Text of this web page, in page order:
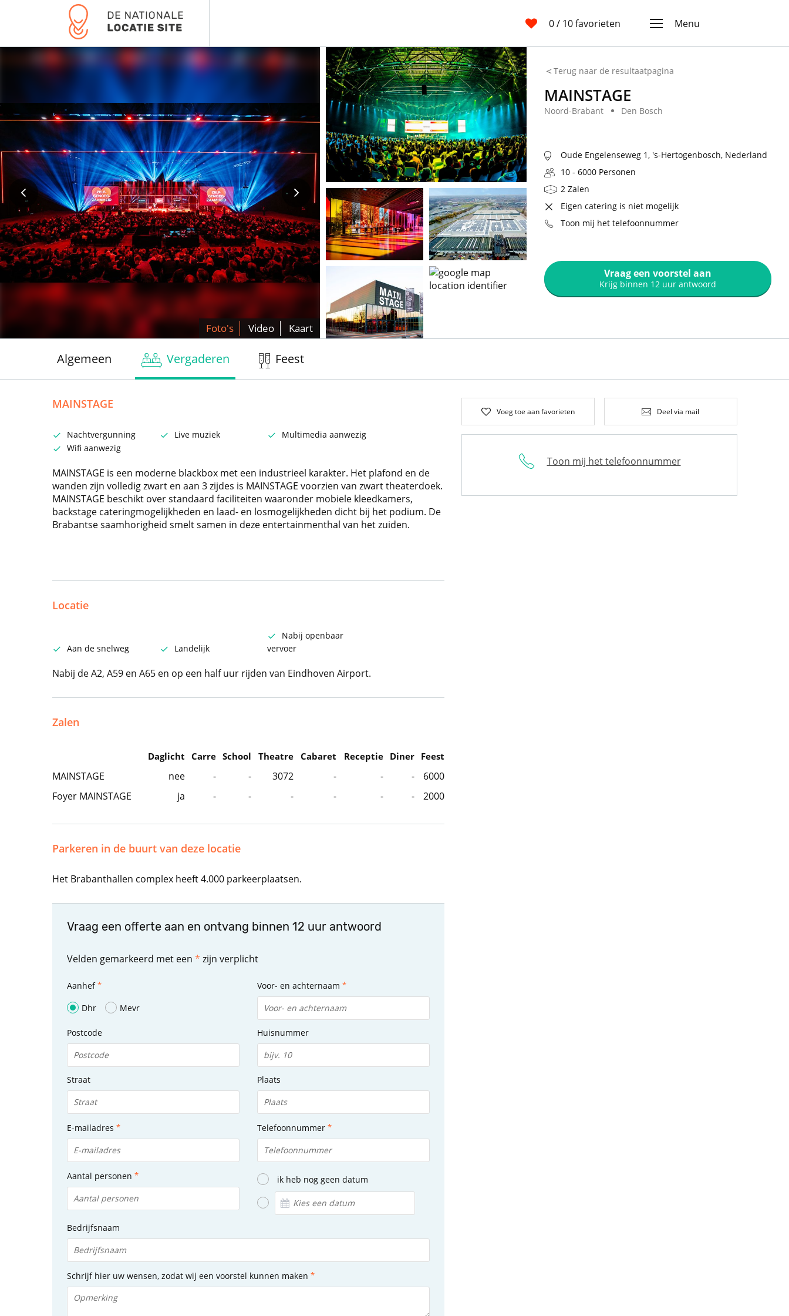
0/ 10 favorieten Menu
Foto's Video Kaart
Terug naar de resultaatpagina
MAINSTAGE
Noord-Brabant Den Bosch
Oude Engelenseweg 1, 's-Hertogenbosch, Nederland
10 - 6000 Personen
2 Zalen
Eigen catering is niet mogelijk
Toon mij het telefoonnummer
Vraag een voorstel aan
Krijg binnen 12 uur antwoord
Algemeen Vergaderen Feest
MAINSTAGE
Nachtvergunning Live muziek
Multimedia aanwezig
Wifi aanwezig
MAINSTAGE is een moderne blackbox met een industrieel karakter. Het plafond en de
wanden zijn volledig zwart en aan 3 zijdes is MAINSTAGE voorzien van zwart theaterdoek.
MAINSTAGE beschikt over standaard faciliteiten waaronder mobiele kleedkamers,
backstage cateringmogelijkheden en laad- en losmogelijkheden dicht bij het podium. De
Brabantse saamhorigheid smelt samen in deze entertainmenthal van het zuiden.
Locatie
Aan de snelweg Landelijk
Nabij openbaar
vervoer
Nabij de A2, A59 en A65 en op een half uur rijden van Eindhoven Airport.
Zalen
Daglicht Carre School Theatre Cabaret Receptie Diner Feest
MAINSTAGE nee - - 3072 - - -
6000
Foyer MAINSTAGE
ja - - - - - - 2000
Parkeren in de buurt van deze locatie
Het Brabanthallen complex heeft 4.000 parkeerplaatsen.
Vraag een offerte aan en ontvang binnen 12 uur antwoord
Velden gemarkeerd met een * zijn verplicht
Aanhef
Dhr
Mevr
Voor- en achternaam
Postcode Huisnummer
Straat Plaats
E-mailadres Telefoonnummer
Aantal personen ik heb nog geen datum
Bedrijfsnaam
Schrijf hier uw wensen, zodat wij een voorstel kunnen maken
Voeg toe aan favorieten Deel via mail
Toon mij het telefoonnummer